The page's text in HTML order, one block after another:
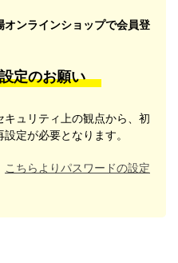
ンラインショップで会員登
定のお願い
ュリティ上の観点から、初
定が必要となります。
こちらよりパスワードの設定